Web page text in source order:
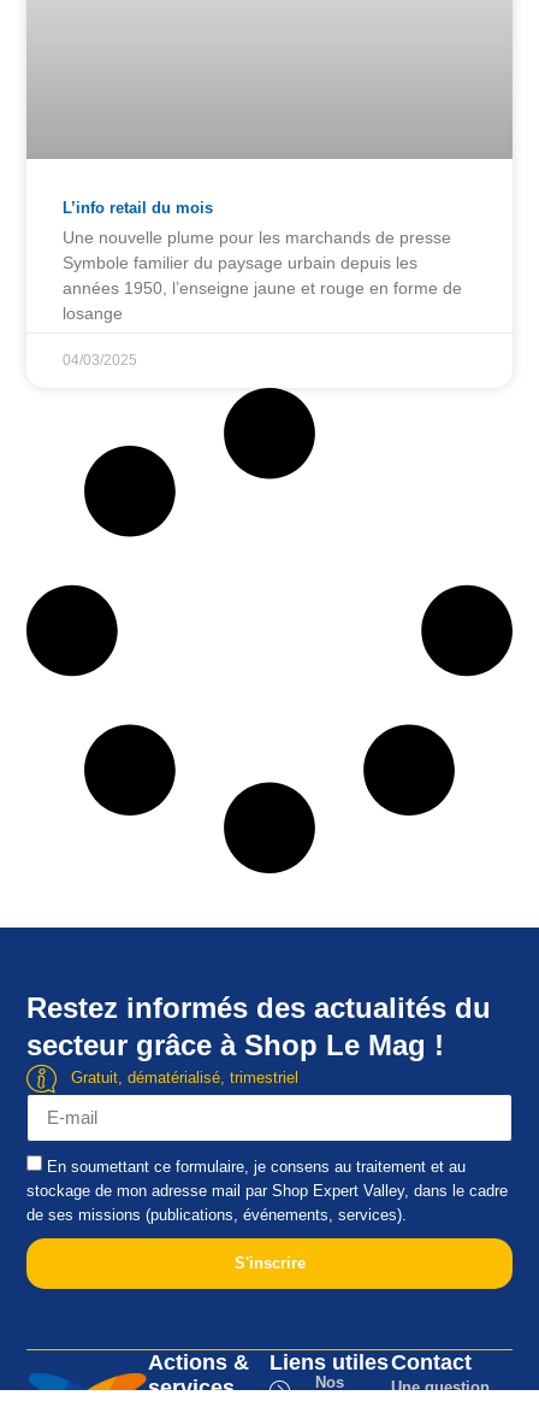
L’info retail du mois
Une nouvelle plume pour les marchands de presse
Symbole familier du paysage urbain depuis les
années 1950, l’enseigne jaune et rouge en forme de
losange
04/03/2025
Restez informés des actualités du
secteur grâce à Shop Le Mag !
Gratuit, dématérialisé, trimestriel
En soumettant ce formulaire, je consens au traitement et au
stockage de mon adresse mail par Shop Expert Valley, dans le cadre
de ses missions (publications, événements, services).
S'inscrire
Actions &
services
Liens utiles
Nos
membres
Contact
Une question,